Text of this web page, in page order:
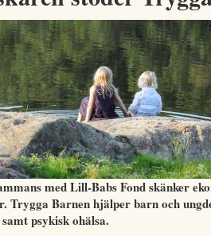
med Lill-Babs Fond skänker
Trygga Barnen hjälper barn och
psykisk ohälsa.